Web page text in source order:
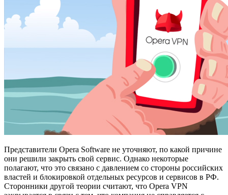
Представители Opera Software не уточняют, по какой причине
они решили закрыть свой сервис. Однако некоторые
полагают, что это связано с давлением со стороны российских
властей и блокировкой отдельных ресурсов и сервисов в РФ.
Сторонники другой теории считают, что Opera VPN